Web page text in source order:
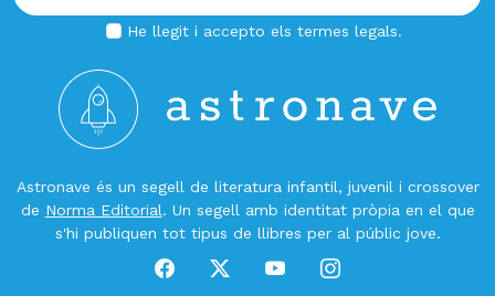
He llegit i accepto els termes legals.
Astronave és un segell de literatura infantil, juvenil i crossover
de Norma Editorial. Un segell amb identitat pròpia en el que
s'hi publiquen tot tipus de llibres per al públic jove.